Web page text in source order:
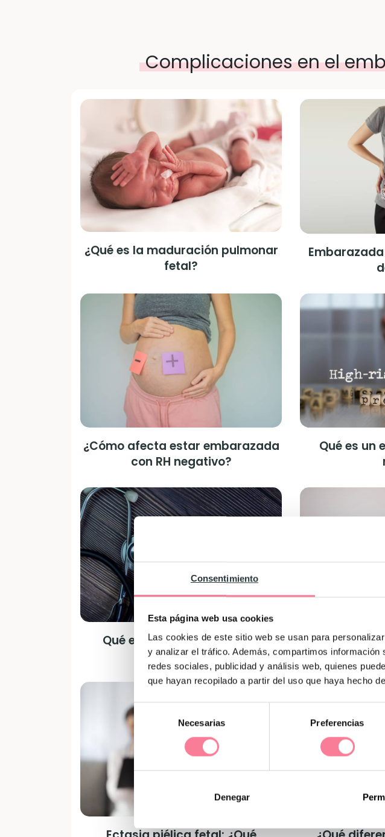
Consentimiento
Esta página web usa cookies
Las cookies de este sitio web se usan para
y analizar el tráfico. Además, compartimos
redes sociales, publicidad y análisis web, quienes
que hayan recopilado a partir del uso que haya hecho
Selección
de
consentimiento
Necesarias Preferencias
Denegar
Complicaciones en el
¿Qué es la maduración pulmonar
fetal?
¿Cómo afecta estar embarazada
con RH negativo?
Qué es un
Qué es un embarazo molar
Cómo